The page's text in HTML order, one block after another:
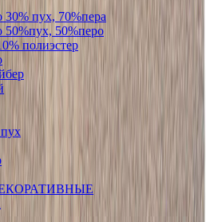
30% пух, 70%пера
50%пух, 50%перо
полиэстер